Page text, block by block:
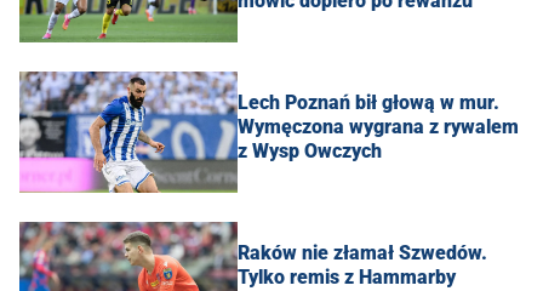
Lech Poznań bił głową w mur.
Wymęczona wygrana z rywalem
z Wysp Owczych
Raków nie złamał Szwedów.
Tylko remis z Hammarby